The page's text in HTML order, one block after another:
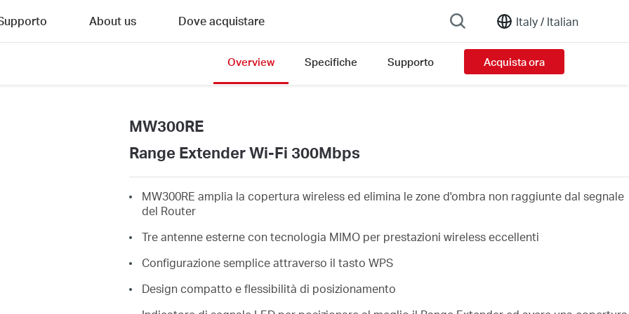
Italy / Italian
About us Dove acquistare
Overview Specifiche Supporto Acquista ora
MW300RE
Range Extender Wi-Fi 300Mbps
MW300RE amplia la copertura wireless ed elimina le zone d'ombra non raggiunte dal segnale
del Router
Tre antenne esterne con tecnologia MIMO per prestazioni wireless eccellenti
Configurazione semplice attraverso il tasto WPS
Design compatto e flessibilità di posizionamento